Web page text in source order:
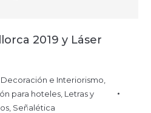
2019 y Láser
Decoración e Interiorismo
para hoteles Letras y
Señalética